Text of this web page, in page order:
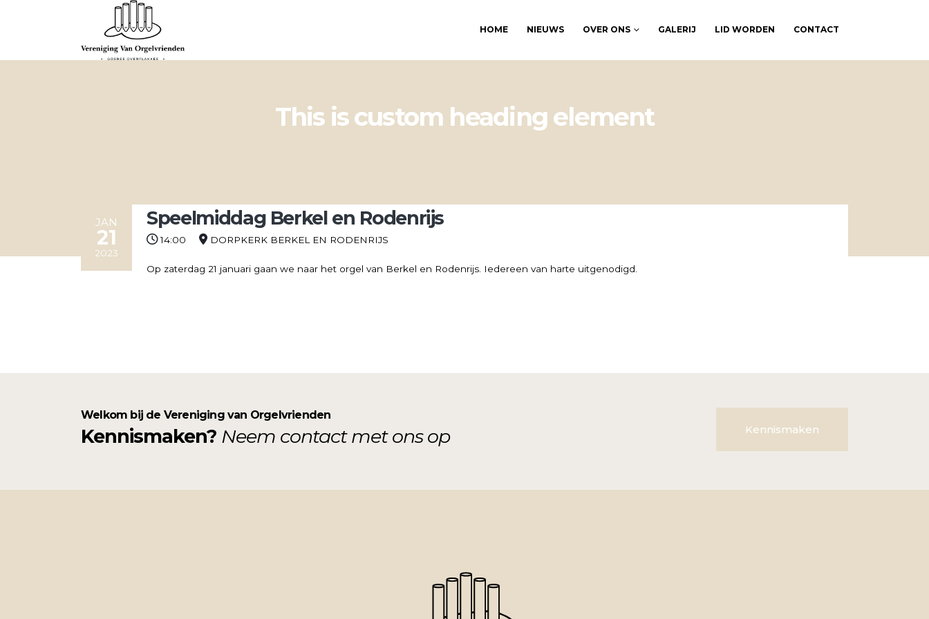
HOME NIEUWS OVER ONS GALERIJ LID WORDEN CONTACT
This is custom heading element
JAN
21
2023
Speelmiddag Berkel en Rodenrijs
14:00 DORPKERK BERKEL EN RODENRIJS
Op zaterdag 21 januari gaan we naar het orgel van Berkel en Rodenrijs. Iedereen van harte uitgenodigd.
Welkom bij de Vereniging van Orgelvrienden
Kennismaken? Neem contact met ons op Kennismaken